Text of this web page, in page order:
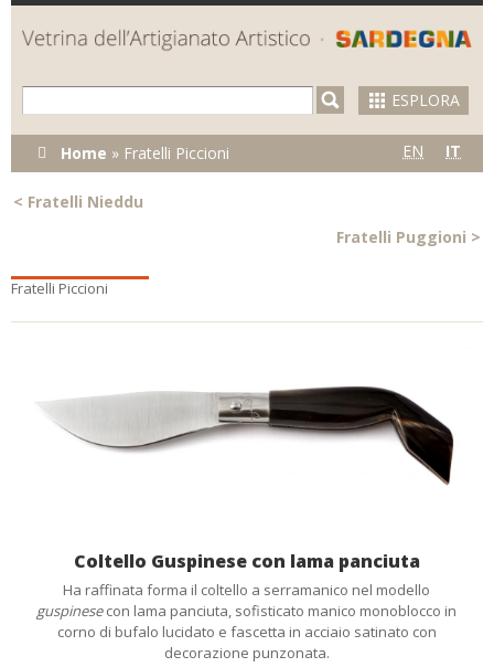
Skip to
main
content
ESPLORA
Tu sei qui
Home » Fratelli Piccioni EN IT
< Fratelli Nieddu
Fratelli Puggioni >
Fratelli Piccioni
Coltello Guspinese con lama panciuta
Ha raffinata forma il coltello a serramanico nel modello
guspinesecon lama panciuta, sofisticato manico monoblocco in
corno di bufalo lucidato e fascetta in acciaio satinato con
decorazione punzonata.